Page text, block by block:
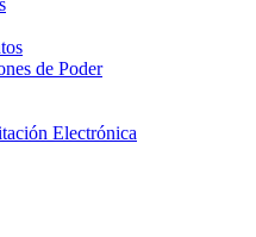
de Poder
Electrónica